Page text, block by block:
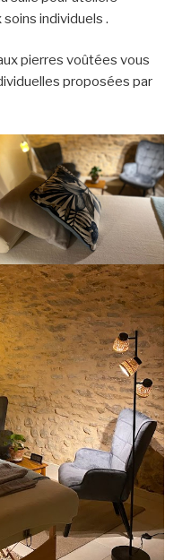
individuels .
pierres voûtées vous
proposées par